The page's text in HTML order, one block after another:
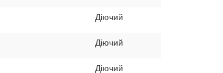
Діючий
Діючий
Діючий